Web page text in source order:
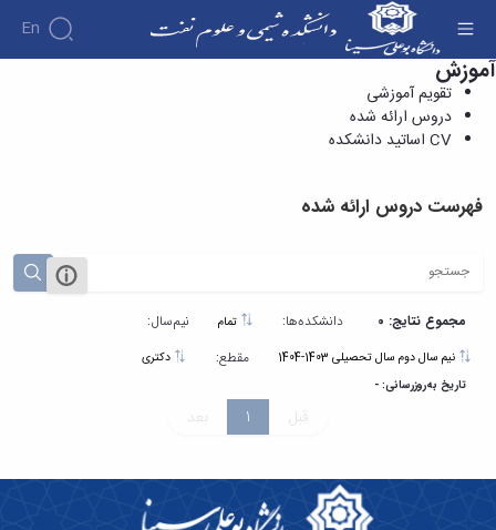
En
دروس ارائه شده - دانشکده شیمی و علوم نفت
آموزش
تقویم آموزشی
دروس ارائه شده
CV اساتید دانشکده
فهرست دروس ارائه شده
مجموع نتایج: 0 دانشکده‌ها: نیم‌سال:
مقطع: دکتری
تاریخ به‌روزرسانی: -
قبل 1 بعد